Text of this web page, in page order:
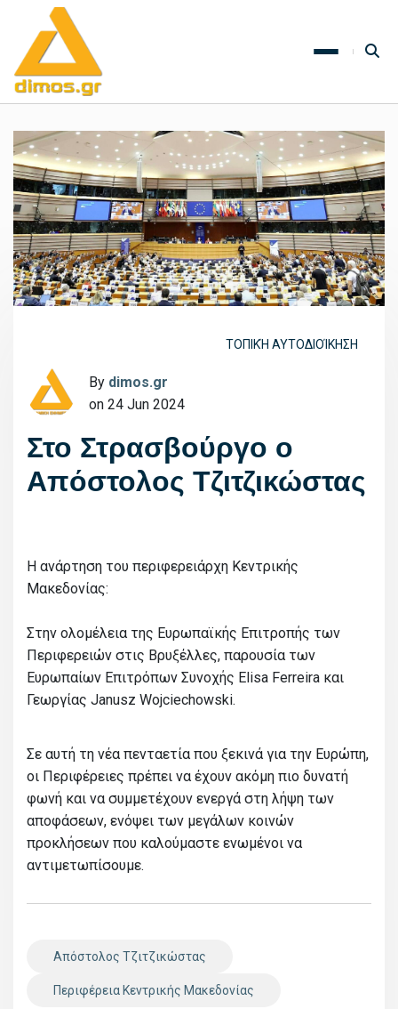
ΤΟΠΙΚΉ ΑΥΤΟΔΙΟΊΚΗΣΗ
By dimos.gr
on 24 Jun 2024
Στο Στρασβούργο ο
Απόστολος Τζιτζικώστας
Η ανάρτηση του περιφερειάρχη Κεντρικής
Μακεδονίας:
Στην ολομέλεια της Ευρωπαϊκής Επιτροπής των
Περιφερειών στις Βρυξέλλες, παρουσία των
Ευρωπαίων Επιτρόπων Συνοχής Elisa Ferreira και
Γεωργίας Janusz Wojciechowski.
Σε αυτή τη νέα πενταετία που ξεκινά για την Ευρώπη,
οι Περιφέρειες πρέπει να έχουν ακόμη πιο δυνατή
φωνή και να συμμετέχουν ενεργά στη λήψη των
αποφάσεων, ενόψει των μεγάλων κοινών
προκλήσεων που καλούμαστε ενωμένοι να
αντιμετωπίσουμε.
Απόστολος Τζιτζικώστας
Περιφέρεια Κεντρικής Μακεδονίας